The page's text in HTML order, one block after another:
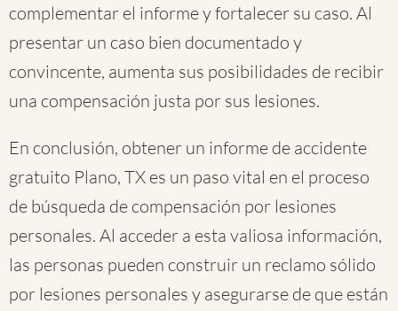
complementar el informe y fortalecer su caso. Al
presentar un caso bien documentado y
convincente, aumenta sus posibilidades de recibir
una compensación justa por sus lesiones.
En conclusión, obtener un informe de accidente
gratuito Plano, TX es un paso vital en el proceso
de búsqueda de compensación por lesiones
personales. Al acceder a esta valiosa información,
las personas pueden construir un reclamo sólido
por lesiones personales y asegurarse de que están